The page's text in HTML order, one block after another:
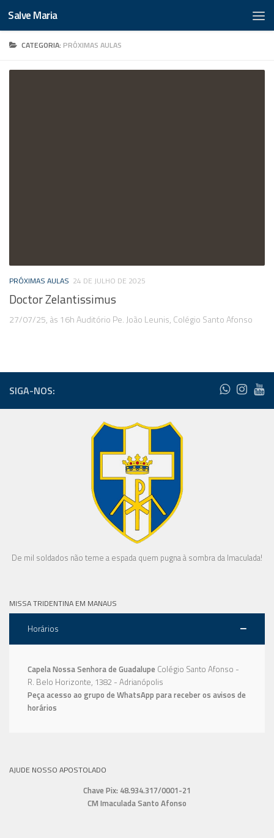
Salve Maria
CATEGORIA: PRÓXIMAS AULAS
PRÓXIMAS AULAS 24 DE JULHO DE 2025
Doctor Zelantissimus
27/07/25, às 16h Auditório Pe. João Leunis, Colégio Santo Afonso
SIGA-NOS:
De mil soldados não teme a espada quem pugna à sombra da Imaculada!
MISSA TRIDENTINA EM MANAUS
Horários
Capela Nossa Senhora de Guadalupe Colégio Santo Afonso -
R. Belo Horizonte, 1382 - Adrianópolis
Peça acesso ao grupo de WhatsApp para receber os avisos de
horários
AJUDE NOSSO APOSTOLADO
Chave Pix: 48.934.317/0001-21
CM Imaculada Santo Afonso